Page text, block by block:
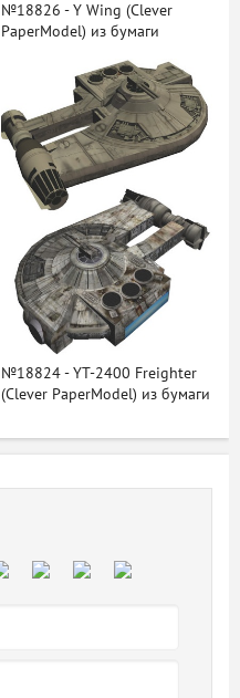
№18826 - Y Wing (Clever
PaperModel) из бумаги
№18824 - YT-2400 Freighter
(Clever PaperModel) из бумаги